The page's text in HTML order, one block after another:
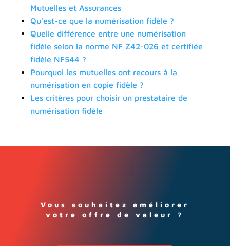
Mutuelles et Assurances
Qu’est-ce que la numérisation fidèle ?
Quelle différence entre une numérisation
fidèle selon la norme NF Z42-026 et certifiée
fidèle NF544 ?
Pourquoi les mutuelles ont recours à la
numérisation en copie fidèle ?
Les critères pour choisir un prestataire de
numérisation fidèle
Vous souhaitez améliorer
votre offre de valeur ?